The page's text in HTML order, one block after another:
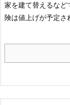
家を建て替えるなど
険は値上げが予定さ